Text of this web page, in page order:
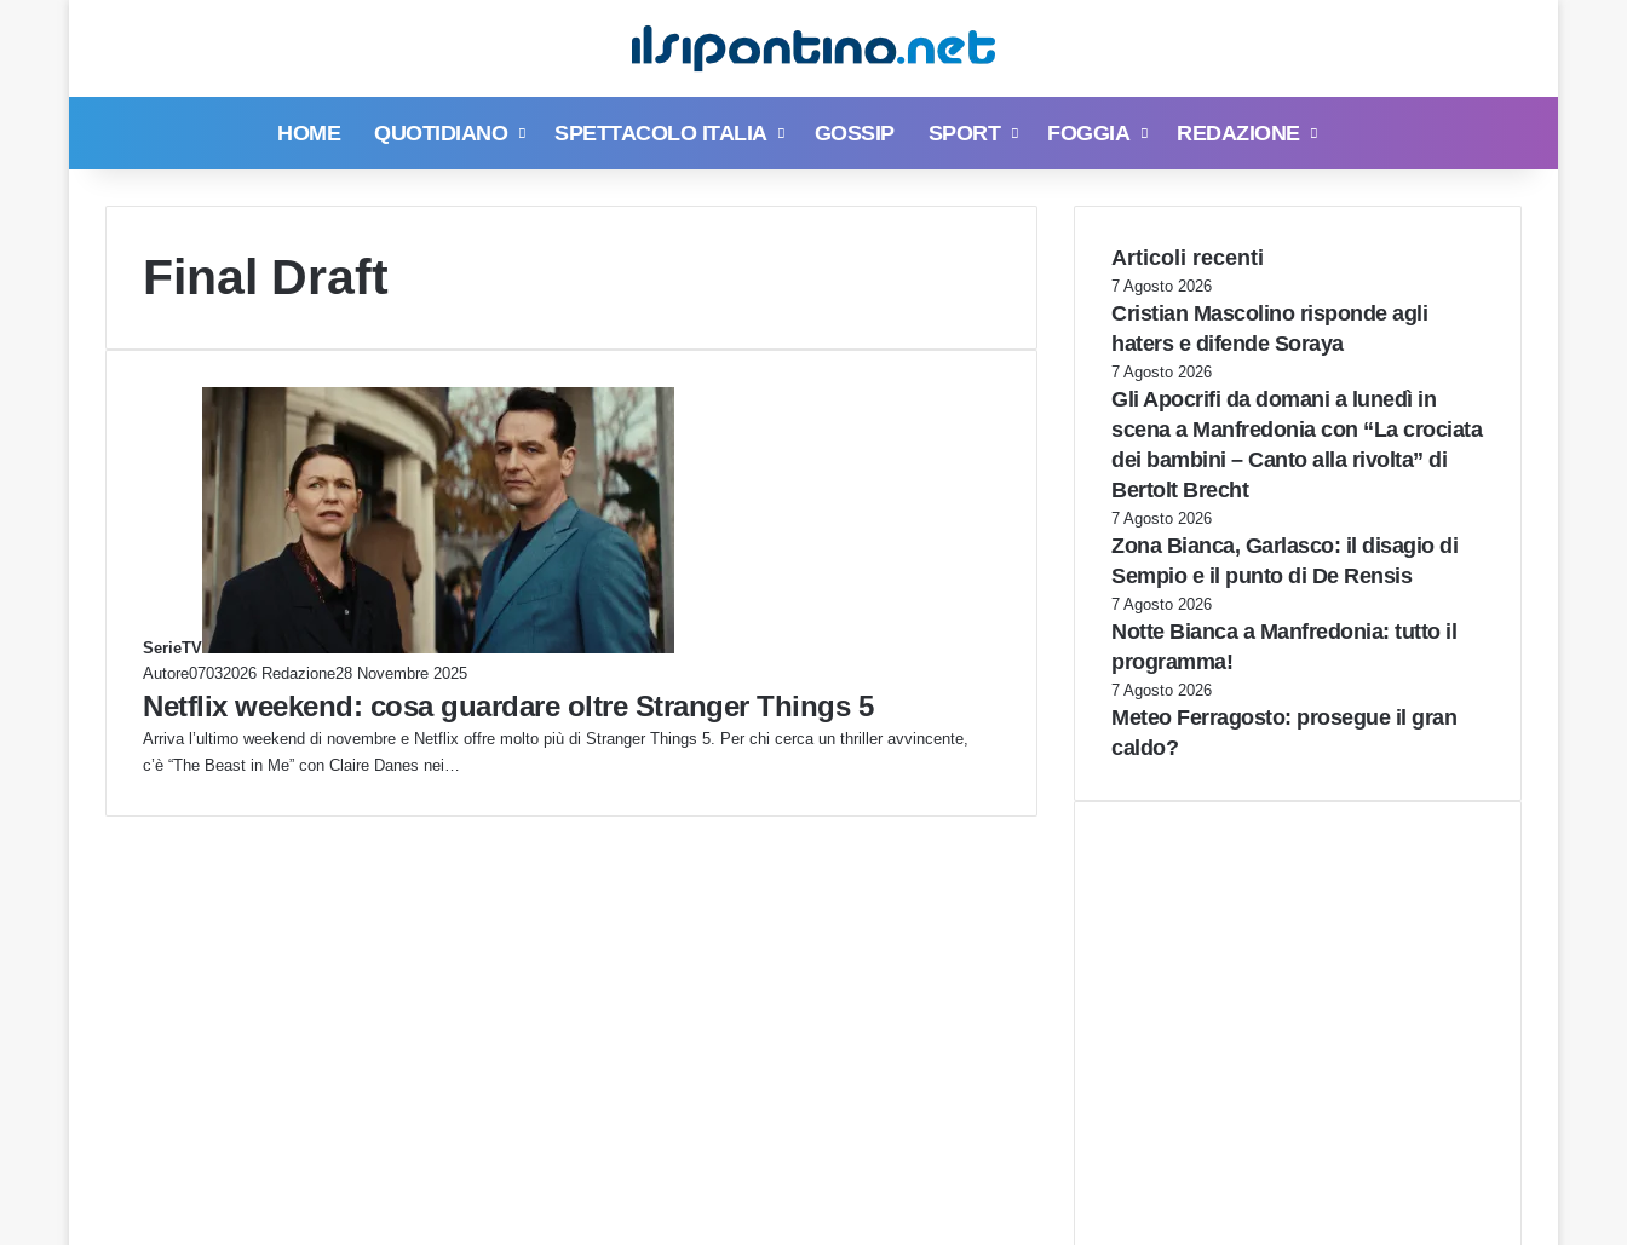
HOME QUOTIDIANO SPETTACOLO ITALIA GOSSIP SPORT FOGGIA REDAZIONE
Final Draft
SerieTV
Autore07032026 Redazione28 Novembre 2025
Netflix weekend: cosa guardare oltre Stranger Things 5
Arriva l’ultimo weekend di novembre e Netflix offre molto più di Stranger Things 5. Per chi cerca un thriller avvincente,
c’è “The Beast in Me” con Claire Danes nei…
Articoli recenti
7 Agosto 2026
Cristian Mascolino risponde agli
haters e difende Soraya
7 Agosto 2026
Gli Apocrifi da domani a lunedì in
scena a Manfredonia con “La crociata
dei bambini – Canto alla rivolta” di
Bertolt Brecht
7 Agosto 2026
Zona Bianca, Garlasco: il disagio di
Sempio e il punto di De Rensis
7 Agosto 2026
Notte Bianca a Manfredonia: tutto il
programma!
7 Agosto 2026
Meteo Ferragosto: prosegue il gran
caldo?